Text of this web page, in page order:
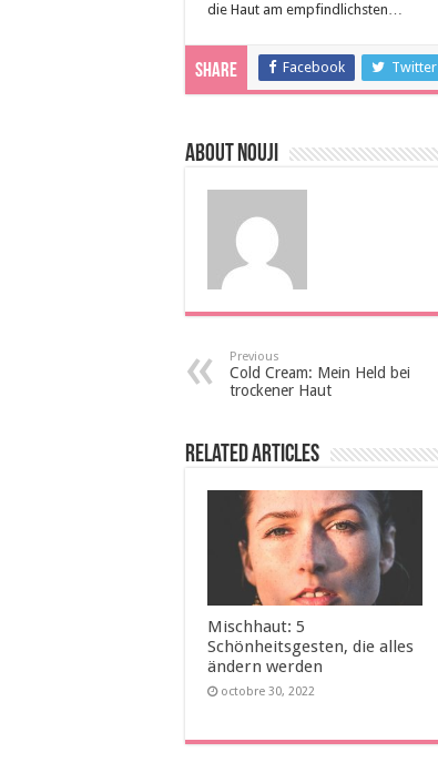
die Haut am empfindlichsten…
Share Facebook Twitter
About Nouji
Previous
Cold Cream: Mein Held bei
trockener Haut
Related Articles
Mischhaut: 5
Schönheitsgesten, die alles
ändern werden
octobre 30, 2022